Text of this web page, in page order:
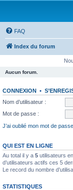
FAQ
Index du forum
Aucun forum.
CONNEXION •
Nom d’utilisateur :
Mot de passe :
J’ai oublié mon mot de passe
QUI EST EN LIGNE
Au total il y a 5 utilisateurs
d’utilisateurs actifs ces 5
Le record du nombre
STATISTIQUES